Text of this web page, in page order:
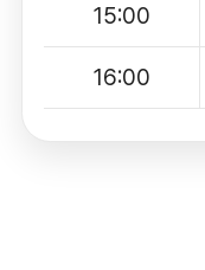
15:00
16:00